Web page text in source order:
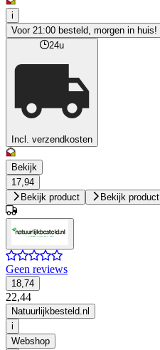
i
Voor 21:00 besteld, morgen in huis!
24u
Incl. verzendkosten
Bekijk
17,94
Bekijk product
Bekijk product
Geen reviews
18,74
22,44
Natuurlijkbesteld.nl
i
Webshop